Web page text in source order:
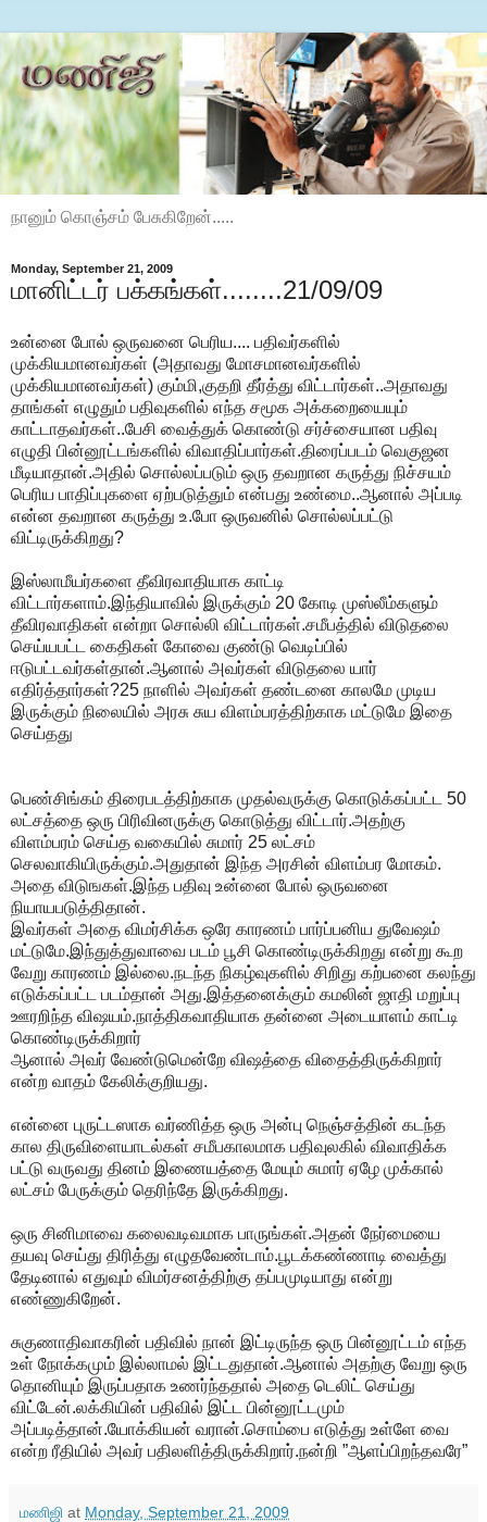
நானும் கொஞ்சம் பேசுகிறேன்.....
Monday, September 21, 2009
மானிட்டர் பக்கங்கள்........21/09/09
உன்னை போல் ஒருவனை பெரிய.... பதிவர்களில்
முக்கியமானவர்கள் (அதாவது மோசமானவர்களில்
முக்கியமானவர்கள்) கும்மி,குதறி தீர்த்து விட்டார்கள்..அதாவது
தாங்கள் எழுதும் பதிவுகளில் எந்த சமூக அக்கறையையும்
காட்டாதவர்கள்..பேசி வைத்துக் கொண்டு சர்ச்சையான பதிவு
எழுதி பின்னூட்டங்களில் விவாதிப்பார்கள்.திரைப்படம் வெகுஜன
மீடியாதான்.அதில் சொல்லப்படும் ஒரு தவறான கருத்து நிச்சயம்
பெரிய பாதிப்புகளை ஏற்படுத்தும் என்பது உண்மை..ஆனால் அப்படி
என்ன தவறான கருத்து உ.போ ஒருவனில் சொல்லப்பட்டு
விட்டிருக்கிறது?
இஸ்லாமீயர்களை தீவிரவாதியாக காட்டி
விட்டார்களாம்.இந்தியாவில் இருக்கும் 20 கோடி முஸ்லீம்களும்
தீவிரவாதிகள் என்றா சொல்லி விட்டார்கள்.சமீபத்தில் விடுதலை
செய்யபட்ட கைதிகள் கோவை குண்டு வெடிப்பில்
ஈடுபட்டவர்கள்தான்.ஆனால் அவர்கள் விடுதலை யார்
எதிர்த்தார்கள்?25 நாளில் அவர்கள் தண்டனை காலமே முடிய
இருக்கும் நிலையில் அரசு சுய விளம்பரத்திற்காக மட்டுமே இதை
செய்தது
பெண்சிங்கம் திரைபடத்திற்காக முதல்வருக்கு கொடுக்கப்பட்ட 50
லட்சத்தை ஒரு பிரிவினருக்கு கொடுத்து விட்டார்.அதற்கு
விளம்பரம் செய்த வகையில் சுமார் 25 லட்சம்
செலவாகியிருக்கும்.அதுதான் இந்த அரசின் விளம்பர மோகம்.
அதை விடுஙகள்.இந்த பதிவு உன்னை போல் ஒருவனை
நியாயபடுத்திதான்.
இவர்கள் அதை விமர்சிக்க ஒரே காரணம் பார்ப்பனிய துவேஷம்
மட்டுமே.இந்துத்துவாவை படம் பூசி கொண்டிருக்கிறது என்று கூற
வேறு காரணம் இல்லை.நடந்த நிகழ்வுகளில் சிறிது கற்பனை கலந்து
எடுக்கப்பட்ட படம்தான் அது.இத்தனைக்கும் கமலின் ஜாதி மறுப்பு
ஊரறிந்த விஷயம்.நாத்திகவாதியாக தன்னை அடையாளம் காட்டி
கொண்டிருக்கிறார்
ஆனால் அவர் வேண்டுமென்றே விஷத்தை விதைத்திருக்கிறார்
என்ற வாதம் கேலிக்குறியது.
என்னை புருட்டஸாக வர்ணித்த ஒரு அன்பு நெஞ்சத்தின் கடந்த
கால திருவிளையாடல்கள் சமீபகாலமாக பதிவுலகில் விவாதிக்க
பட்டு வருவது தினம் இணையத்தை மேயும் சுமார் ஏழே முக்கால்
லட்சம் பேருக்கும் தெரிந்தே இருக்கிறது.
ஒரு சினிமாவை கலைவடிவமாக பாருங்கள்.அதன் நேர்மையை
தயவு செய்து திரித்து எழுதவேண்டாம்.பூடக்கண்ணாடி வைத்து
தேடினால் எதுவும் விமர்சனத்திற்கு தப்பமுடியாது என்று
எண்ணுகிறேன்.
சுகுணாதிவாகரின் பதிவில் நான் இட்டிருந்த ஒரு பின்னூட்டம் எந்த
உள் நோக்கமும் இல்லாமல் இட்டதுதான்.ஆனால் அதற்கு வேறு ஒரு
தொனியும் இருப்பதாக உணர்ந்ததால் அதை டெலிட் செய்து
விட்டேன்.லக்கியின் பதிவில் இட்ட பின்னூட்டமும்
அப்படித்தான்.யோக்கியன் வரான்.சொம்பை எடுத்து உள்ளே வை
என்ற ரீதியில் அவர் பதிலளித்திருக்கிறார்.நன்றி ”ஆளப்பிறந்தவரே”
மணிஜி at Monday, September 21, 2009